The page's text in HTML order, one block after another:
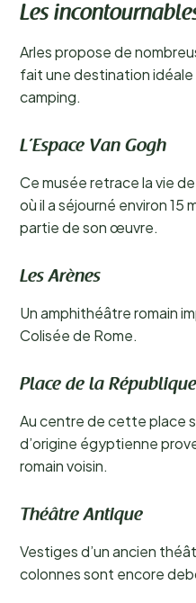
Les
Arles propose de
fait une destination
camping.
L’Espace Van Gogh
Ce musée retrace la vie
où il a séjourné environ 15
partie de son œuvre.
Les Arènes
Un amphithéâtre romain
Colisée de Rome.
Place de la République
Au centre de cette place
d’origine égyptienne
romain voisin.
Théâtre Antique
Vestiges d’un ancien
colonnes sont encore